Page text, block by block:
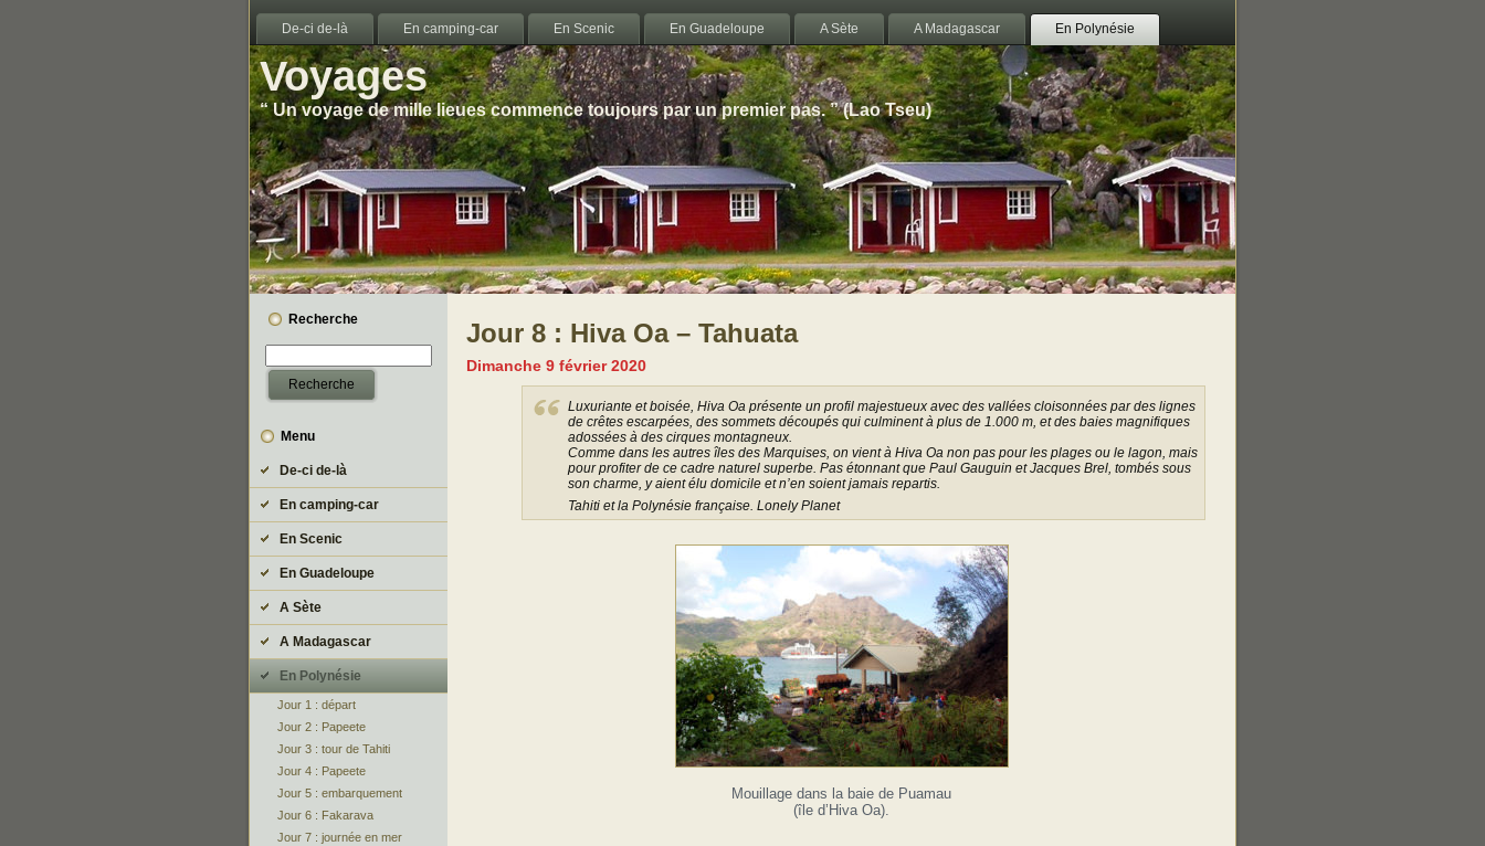
De-ci de-là En camping-car En Scenic En Guadeloupe A Sète A Madagascar En Polynésie
Voyages
“ Un voyage de mille lieues commence toujours par un premier pas. ” (Lao Tseu)
Recherche
Menu
De-ci de-là
En camping-car
En Scenic
En Guadeloupe
A Sète
A Madagascar
En Polynésie
Jour 1 : départ
Jour 2 : Papeete
Jour 3 : tour de Tahiti
Jour 4 : Papeete
Jour 5 : embarquement
Jour 6 : Fakarava
Jour 7 : journée en mer
Jour 8 : Hiva Oa – Tahuata
Dimanche 9 février 2020
Luxuriante et boisée, Hiva Oa présente un profil majestueux avec des vallées cloisonnées par des lignes
de crêtes escarpées, des sommets découpés qui culminent à plus de 1.000 m, et des baies magnifiques
adossées à des cirques montagneux.
Comme dans les autres îles des Marquises, on vient à Hiva Oa non pas pour les plages ou le lagon, mais
pour profiter de ce cadre naturel superbe. Pas étonnant que Paul Gauguin et Jacques Brel, tombés sous
son charme, y aient élu domicile et n’en soient jamais repartis.
Tahiti et la Polynésie française. Lonely Planet
Mouillage dans la baie de Puamau
(île d’Hiva Oa).